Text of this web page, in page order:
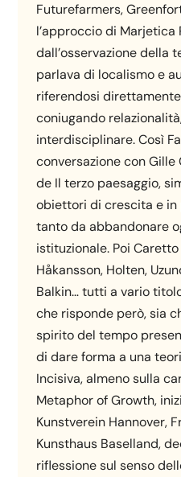
Futurefarmers,
l’approccio di
dall’osservazione della
parlava di localismo e
riferendosi
coniugando
interdisciplinare. Così
conversazione con
de Il terzo paesaggio,
obiettori di crescita e in
tanto da abbandonare
istituzionale. Poi
Håkansson, Holten,
Balkin… tutti a vario
che risponde però, sia
spirito del tempo
di dare forma a una
Incisiva, almeno sulla
Metaphor of Growth,
Kunstverein Hannover,
Kunsthaus Baselland,
riflessione sul senso